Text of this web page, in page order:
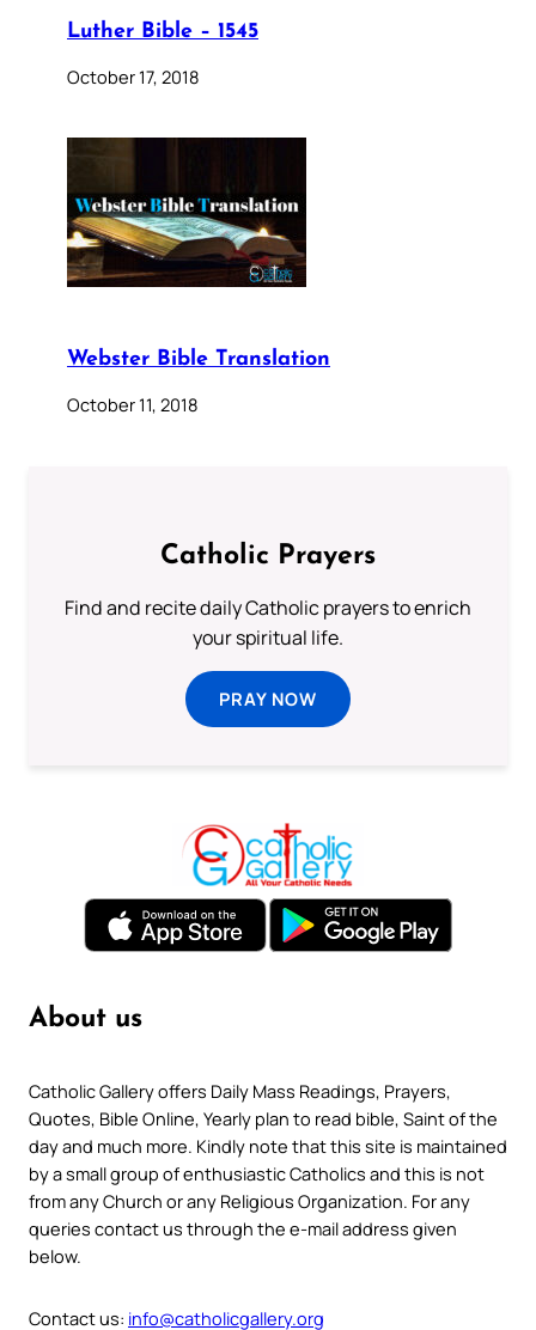
Luther Bible – 1545
October 17, 2018
Webster Bible Translation
October 11, 2018
Catholic Prayers
Find and recite daily Catholic prayers to enrich
your spiritual life.
PRAY NOW
About us
Catholic Gallery offers Daily Mass Readings, Prayers,
Quotes, Bible Online, Yearly plan to read bible, Saint of the
day and much more. Kindly note that this site is maintained
by a small group of enthusiastic Catholics and this is not
from any Church or any Religious Organization. For any
queries contact us through the e-mail address given
below.
Contact us: info@catholicgallery.org